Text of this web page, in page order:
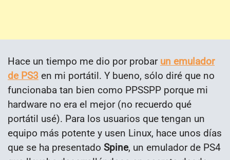
Hace un tiempo me dio por probar un emulador
de PS3 en mi portátil. Y bueno, sólo diré que no
funcionaba tan bien como PPSSPP porque mi
hardware no era el mejor (no recuerdo qué
portátil usé). Para los usuarios que tengan un
equipo más potente y usen Linux, hace unos días
que se ha presentado Spine, un emulador de PS4